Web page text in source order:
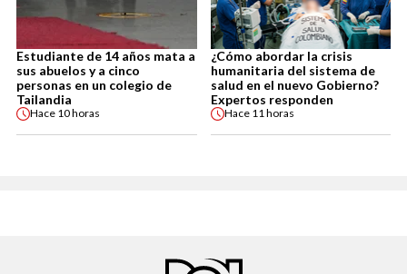
Estudiante de 14 años mata a
sus abuelos y a cinco
personas en un colegio de
Tailandia
Hace 10 horas
¿Cómo abordar la crisis
humanitaria del sistema de
salud en el nuevo Gobierno?
Expertos responden
Hace 11 horas